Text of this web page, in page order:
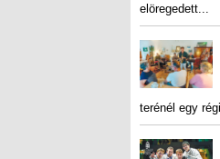
elöregedett...
terénél egy